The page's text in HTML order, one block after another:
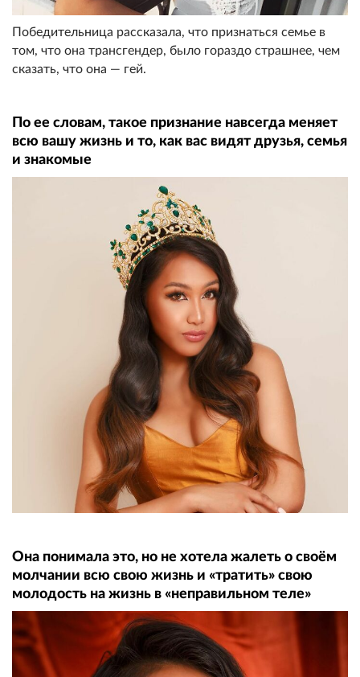
Победительница рассказала, что признаться семье в
том, что она трансгендер, было гораздо страшнее, чем
сказать, что она — гей.
По ее словам, такое признание навсегда меняет
всю вашу жизнь и то, как вас видят друзья, семья
и знакомые
Она понимала это, но не хотела жалеть о своём
молчании всю свою жизнь и «тратить» свою
молодость на жизнь в «неправильном теле»